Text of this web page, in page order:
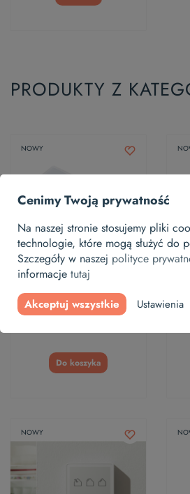
PRODUKTY Z
NOWY
Pilot ZRH1 bialy Z-Wave
204,92 zł
Do koszyka
NOWY
Cenimy Twoją prywatność
Na naszej stronie stosujemy pliki
technologie, które mogą służyć do
Szczegóły w naszej polityce
informacje tutaj
Akceptuj wszystkie Ustawienia